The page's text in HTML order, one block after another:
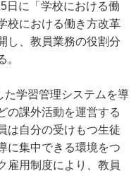
日に「学校における働
校における働き方改革
し、教員業務の役割分
。
学習管理システムを導
の課外活動を運営する
は自分の受けもつ生徒
に集中できる環境をつ
雇用制度により、教員